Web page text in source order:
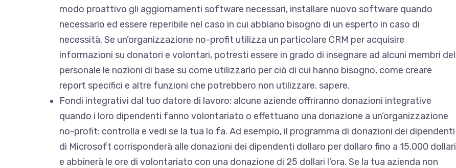
modo proattivo gli aggiornamenti software necessari, installare nuovo software quando
necessario ed essere reperibile nel caso in cui abbiano bisogno di un esperto in caso di
necessità. Se un’organizzazione no-profit utilizza un particolare CRM per acquisire
informazioni su donatori e volontari, potresti essere in grado di insegnare ad alcuni membri del
personale le nozioni di base su come utilizzarlo per ciò di cui hanno bisogno, come creare
report specifici e altre funzioni che potrebbero non utilizzare. sapere.
Fondi integrativi dal tuo datore di lavoro: alcune aziende offriranno donazioni integrative
quando i loro dipendenti fanno volontariato o effettuano una donazione a un’organizzazione
no-profit: controlla e vedi se la tua lo fa. Ad esempio, il programma di donazioni dei dipendenti
di Microsoft corrisponderà alle donazioni dei dipendenti dollaro per dollaro fino a 15.000 dollari
e abbinerà le ore di volontariato con una donazione di 25 dollari l’ora. Se la tua azienda non